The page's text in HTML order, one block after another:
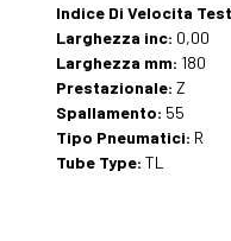
Indice Di Velocita
Larghezza inc: 0,00
Larghezza mm: 180
Prestazionale:Z
Spallamento: 55
Tipo Pneumatici: R
Tube Type:TL